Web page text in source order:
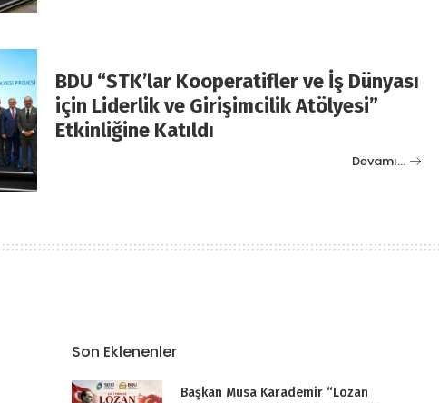
BDU “STK’lar Kooperatifler ve İş Dünyası
için Liderlik ve Girişimcilik Atölyesi”
Etkinliğine Katıldı
Devamı…
Son Eklenenler
Başkan Musa Karademir “Lozan